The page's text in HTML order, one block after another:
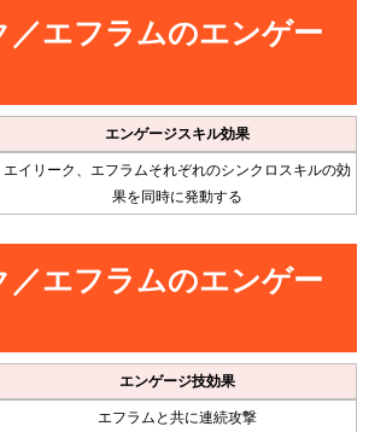
／エフラムのエンゲー
エンゲージスキル効果
エイリーク、エフラムそれぞれのシンクロスキルの効
果を同時に発動する
／エフラムのエンゲー
エンゲージ技効果
エフラムと共に連続攻撃